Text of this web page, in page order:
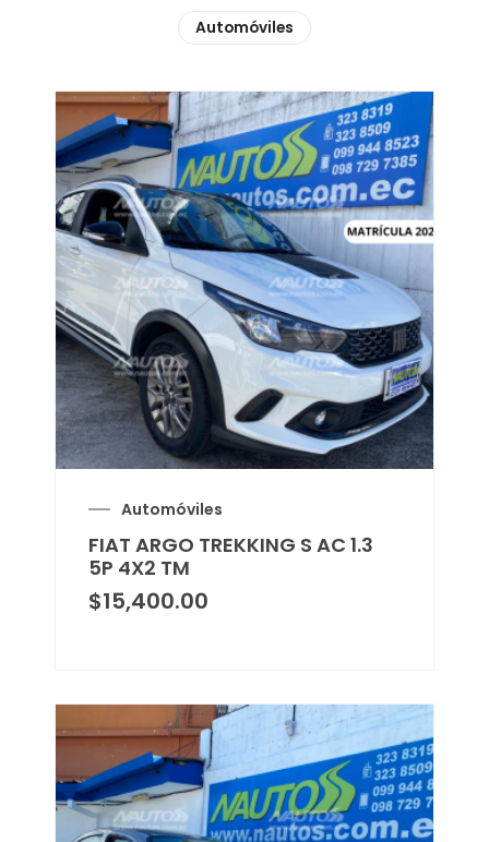
Automóviles
Automóviles
FIAT ARGO TREKKING S AC 1.3
5P 4X2 TM
$15,400.00